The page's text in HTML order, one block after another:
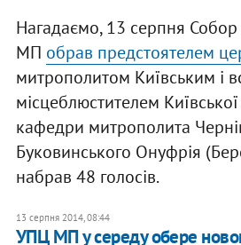
Нагадаємо, 13 серпня
МП обрав предстоятелем
митрополитом Київським і
місцеблюстителем
кафедри митрополита
Буковинського Онуфрія
набрав 48 голосів.
13 серпня 2014, 08:44
УПЦ МП у середу обере